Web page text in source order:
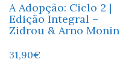
A Adopção: Ciclo 2 |
Edição Integral –
Zidrou & Arno Monin
31,90€